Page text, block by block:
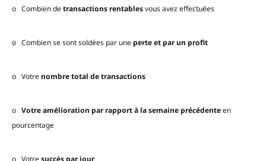
o Combien detransactions rentablesvous avez effectuées
o Combien se sont soldées par uneperte et par un profit
o Votrenombre total de transactions
o Votre amélioration par rapport à la semaine précédenteen
pourcentage